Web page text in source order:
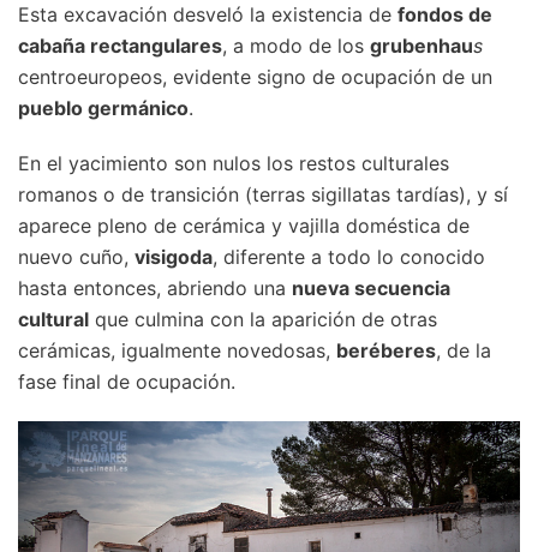
Esta excavación desveló la existencia de fondos de
cabaña rectangulares, a modo de los grubenhaus
centroeuropeos, evidente signo de ocupación de un
pueblo germánico.
En el yacimiento son nulos los restos culturales
romanos o de transición (terras sigillatas tardías), y sí
aparece pleno de cerámica y vajilla doméstica de
nuevo cuño, visigoda, diferente a todo lo conocido
hasta entonces, abriendo una nueva secuencia
cultural que culmina con la aparición de otras
cerámicas, igualmente novedosas, beréberes, de la
fase final de ocupación.